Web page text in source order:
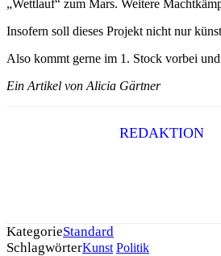
„Wettlauf“ zum Mars. Weitere
Insofern soll dieses Projekt nicht nur
Also kommt gerne im 1. Stock vorbei
Ein Artikel von Alicia Gärtner
REDAKTION
KategorieStandard
SchlagwörterKunst Politik